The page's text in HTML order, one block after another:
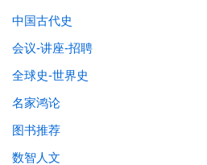
中国古代史
会议-讲座-招聘
全球史-世界史
名家鸿论
图书推荐
数智人文